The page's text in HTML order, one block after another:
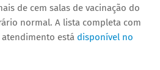
de cem salas de vacinação do
normal. A lista completa com
está disponível no